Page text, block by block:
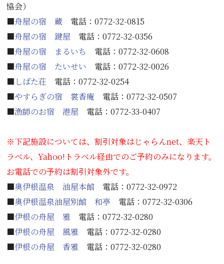
協会）
■舟屋の宿 蔵 電話：0772-32-0815
■舟屋の宿 鍵屋 電話：0772-32-0356
■舟屋の宿 まるいち
電話：0772-32-0608
■舟屋の宿 たいせい 電話：0772-32-0026
■ しばた荘 電話：0772-32-0254
■やすらぎの宿 裳香庵 電話：0772-32-0507
■漁師のお宿 港屋 電話：0772-33-0407
※下記施設については、割引対象はじゃらんnet、楽天ト
ラベル、Yahoo!トラベル経由でのご予約のみになります。
お電話での予約は割引対象外です。
■奥伊根温泉 油屋本館 電話：0772-32-0972
■奥伊根温泉油屋別館 和亭 電話：0772-32-0306
■伊根の舟屋 雅 電話：0772-32-0280
■伊根の舟屋 風雅 電話：0772-32-0280
■伊根の舟屋 香雅 電話：0772-32-0280